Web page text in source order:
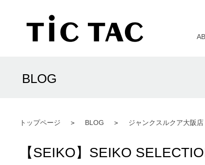
トップページ BLOG ジャンクスルクア大阪店
BLOG
【SEIKO】SEIKO